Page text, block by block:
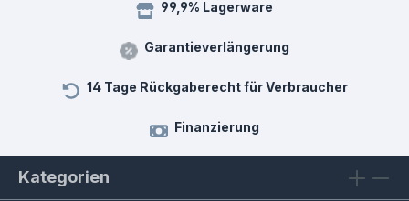
99,9% Lagerware
Garantieverlängerung
14 Tage Rückgaberecht für Verbraucher
Finanzierung
Kategorien